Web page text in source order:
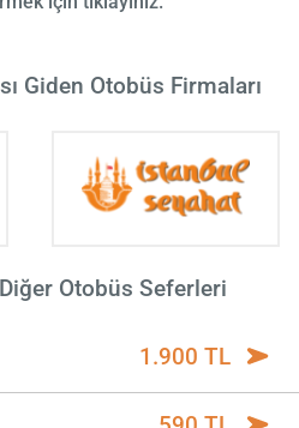
Giden Otobüs Firmaları
Otobüs Seferleri
1.900 TL